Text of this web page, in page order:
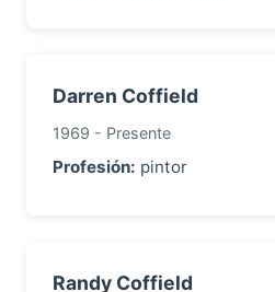
Darren Coffield
1969 - Presente
Profesión: pintor
Randy Coffield